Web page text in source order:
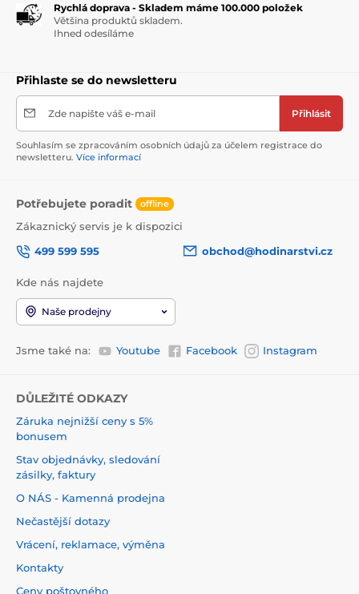
Rychlá doprava - Skladem máme 100.000 položek
Většina produktů skladem.
Ihned odesíláme
Přihlaste se do newsletteru
Zde napište váš e-mail Přihlásit
Souhlasím se zpracováním osobních údajů za účelem registrace do
newsletteru. Více informací
Potřebujete poradit offline
Zákaznický servis je k dispozici
499 599 595
obchod@hodinarstvi.cz
Kde nás najdete
Naše prodejny
Jsme také na: Youtube Facebook Instagram
DŮLEŽITÉ ODKAZY
Záruka nejnižší ceny s 5%
bonusem
Stav objednávky, sledování
zásilky, faktury
O NÁS - Kamenná prodejna
Nečastější dotazy
Vrácení, reklamace, výměna
Kontakty
Ceny poštovného